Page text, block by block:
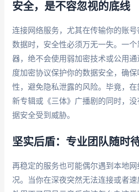
安全，是不容忽视的底线
连接网络服务，尤其在传输你的账
数据时，安全性必须万无一失。一
器，绝不会使用弱加密技术或公用
度加密协议保护你的数据安全，确
性，避免隐私泄露的风险。毕竟，
新专辑或《三体》广播剧的同时，
据安全受到威胁。
坚实后盾：专业团队随时
再稳定的服务也可能偶尔遇到本地
况。当你在深夜突然无法连接或者速